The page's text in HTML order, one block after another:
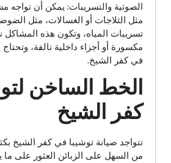
الصوتية والتسريبات: يمكن أن تواجه
مثل الثلاجات أو الغسالات، مثل
تسريبات المياه، وتكون هذه المشاكل
مكسورة أو أجزاء داخلية تالفة،
في كفر الشيخ.
الخط الساخن
كفر الشيخ
تتواجد صيانة توشيبا في كفر الشيخ
من السهل على الزبائن العثور على